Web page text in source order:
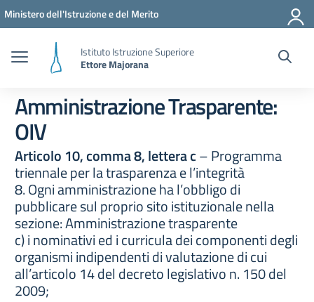
Vai ai contenuti
Vai al menu di navigazione
Vai al footer
Ministero dell'Istruzione e del Merito
Istituto Istruzione Superiore
Ettore Majorana
Amministrazione Trasparente:
OIV
Articolo 10, comma 8, lettera c– Programma
triennale per la trasparenza e l’integrità
8. Ogni amministrazione ha l’obbligo di
pubblicare sul proprio sito istituzionale nella
sezione: Amministrazione trasparente
c) i nominativi ed i curricula dei componenti degli
organismi indipendenti di valutazione di cui
all’articolo 14 del decreto legislativo n. 150 del
2009;